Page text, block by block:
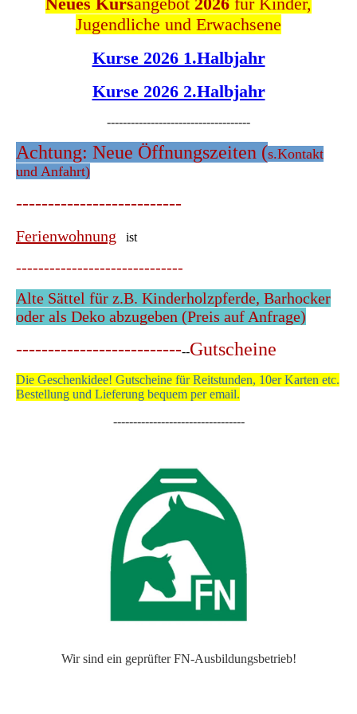
Jugendliche und Erwachsene
Kurse 2026 1.Halbjahr
Kurse 2026 2.Halbjahr
------------------------------------
Achtung: Neue Öffnungszeiten (s.Kontakt
und Anfahrt)
--------------------------
Ferienwohnung ist
------------------------------
Alte Sättel für z.B. Kinderholzpferde, Barhocker
oder als Deko abzugeben (Preis auf Anfrage)
----------------------------Gutscheine
Die Geschenkidee! Gutscheine für Reitstunden, 10er Karten etc.
Bestellung und Lieferung bequem per email.
---------------------------------
Wir sind ein geprüfter FN-Ausbildungsbetrieb!